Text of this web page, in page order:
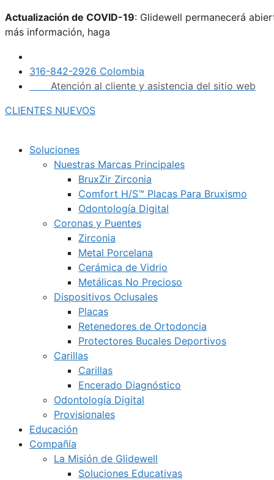
Saltar
al
Actualización de COVID-19: Glidewell permanecerá
más información, haga
316-842-2926 Colombia
Atención al cliente y asistencia del sitio web
CLIENTES NUEVOS
Soluciones
Nuestras Marcas Principales
BruxZir Zirconia
Comfort H/S™ Placas Para Bruxismo
Odontología Digital
Coronas y Puentes
Zirconia
Metal Porcelana
Cerámica de Vidrio
Metálicas No Precioso
Dispositivos Oclusales
Placas
Retenedores de Ortodoncia
Protectores Bucales Deportivos
Carillas
Carillas
Encerado Diagnóstico
Odontología Digital
Provisionales
Educación
Compañía
La Misión de Glidewell
Soluciones Educativas